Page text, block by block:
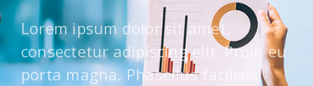
Lorem ipsum dolor sit amet,
consectetur adipiscing elit. Proin eu
porta magna. Phasellus facilisis